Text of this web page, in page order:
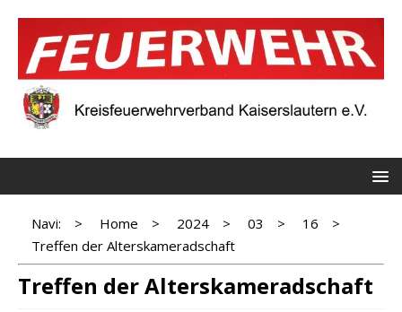
Navi: > Home > 2024 > 03 > 16
>
Treffen der Alterskameradschaft
Treffen der Alterskameradschaft